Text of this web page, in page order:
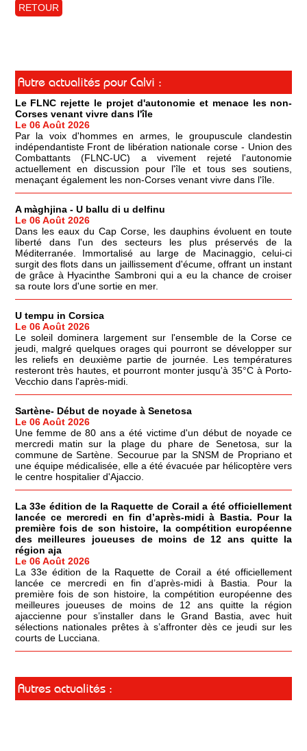
RETOUR
Autre actualités pour Calvi :
Le FLNC rejette le projet d'autonomie et menace les non-
Corses venant vivre dans l'île
Le 06 Août 2026
Par la voix d'hommes en armes, le groupuscule clandestin
indépendantiste Front de libération nationale corse - Union des
Combattants (FLNC-UC) a vivement rejeté l'autonomie
actuellement en discussion pour l'île et tous ses soutiens,
menaçant également les non-Corses venant vivre dans l'île.
A màghjina - U ballu di u delfinu
Le 06 Août 2026
Dans les eaux du Cap Corse, les dauphins évoluent en toute
liberté dans l'un des secteurs les plus préservés de la
Méditerranée. Immortalisé au large de Macinaggio, celui-ci
surgit des flots dans un jaillissement d'écume, offrant un instant
de grâce à Hyacinthe Sambroni qui a eu la chance de croiser
sa route lors d'une sortie en mer.
U tempu in Corsica
Le 06 Août 2026
Le soleil dominera largement sur l'ensemble de la Corse ce
jeudi, malgré quelques orages qui pourront se développer sur
les reliefs en deuxième partie de journée. Les températures
resteront très hautes, et pourront monter jusqu'à 35°C à Porto-
Vecchio dans l'après-midi.
Sartène- Début de noyade à Senetosa
Le 06 Août 2026
Une femme de 80 ans a été victime d'un début de noyade ce
mercredi matin sur la plage du phare de Senetosa, sur la
commune de Sartène. Secourue par la SNSM de Propriano et
une équipe médicalisée, elle a été évacuée par hélicoptère vers
le centre hospitalier d'Ajaccio.
La 33e édition de la Raquette de Corail a été officiellement
lancée ce mercredi en fin d’après-midi à Bastia. Pour la
première fois de son histoire, la compétition européenne
des meilleures joueuses de moins de 12 ans quitte la
région aja
Le 06 Août 2026
La 33e édition de la Raquette de Corail a été officiellement
lancée ce mercredi en fin d’après-midi à Bastia. Pour la
première fois de son histoire, la compétition européenne des
meilleures joueuses de moins de 12 ans quitte la région
ajaccienne pour s’installer dans le Grand Bastia, avec huit
sélections nationales prêtes à s’affronter dès ce jeudi sur les
courts de Lucciana.
Autres actualités :